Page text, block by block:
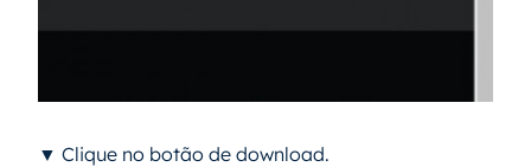
▼ Clique no botão de download.